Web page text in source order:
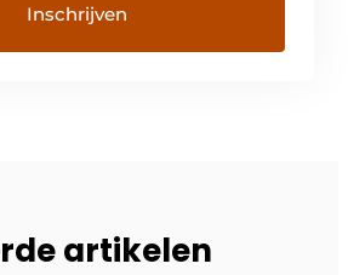
artikelen